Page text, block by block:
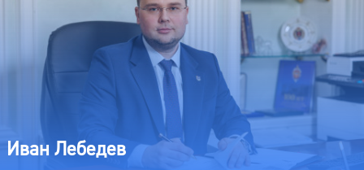
Иван Лебедев